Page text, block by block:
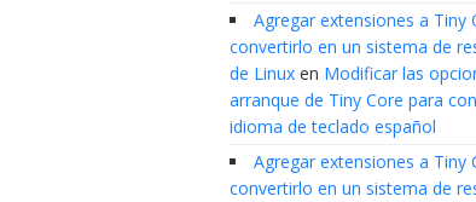
Agregar extensiones a Tiny
convertirlo en un sistema de
de Linux en Modificar las
arranque de Tiny Core para
idioma de teclado español
Agregar extensiones a Tiny
convertirlo en un sistema de